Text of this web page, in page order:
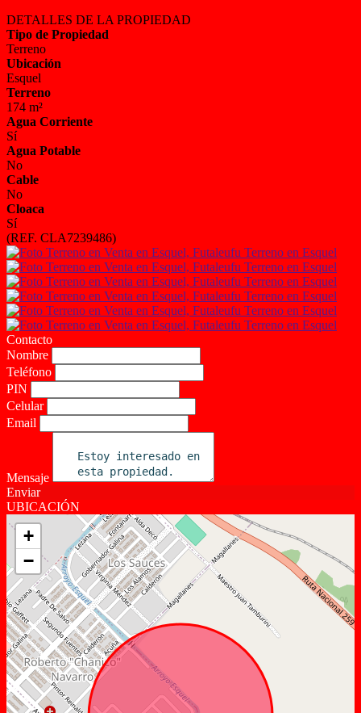
DETALLES DE LA PROPIEDAD
Tipo de Propiedad
Terreno
Ubicación
Esquel
Terreno
174 m²
Agua Corriente
Sí
Agua Potable
No
Cable
No
Cloaca
Sí
(REF. CLA7239486)
Contacto
Nombre
Teléfono
PIN
Celular
Email
Mensaje
Enviar
UBICACIÓN
+
−